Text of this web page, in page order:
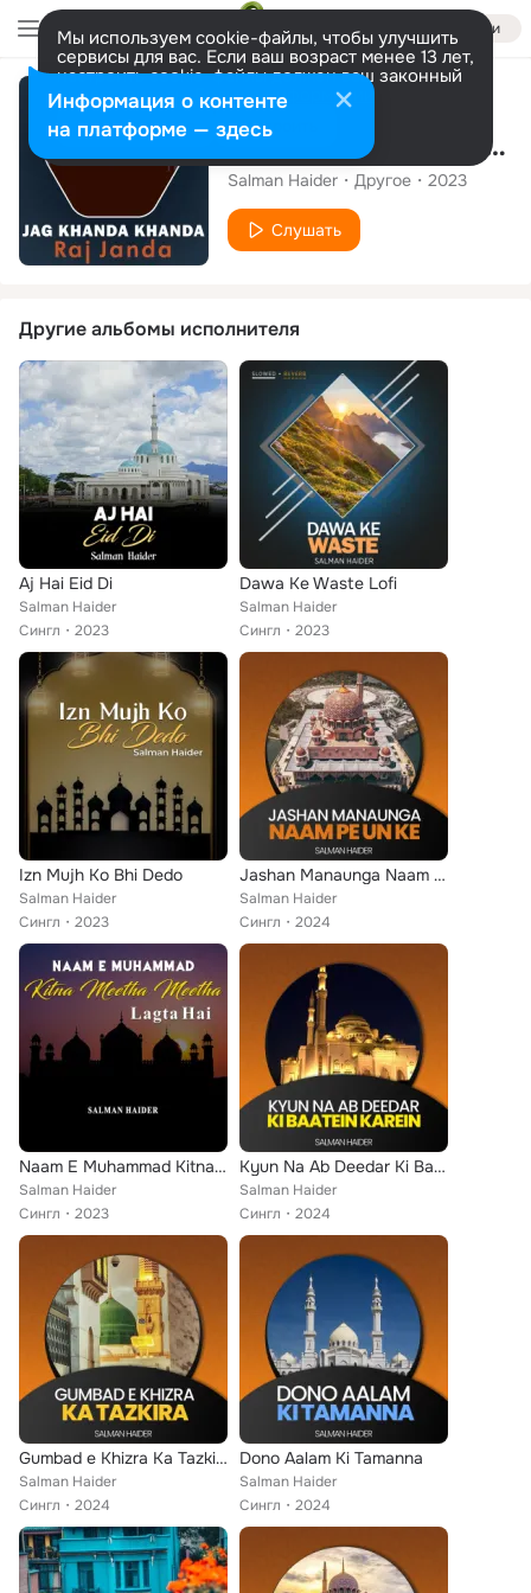
Войти
Мы используем cookie-файлы, чтобы улучшить
сервисы для вас. Если ваш возраст менее 13 лет,
настроить cookie-файлы должен ваш законный
представитель. Больше информации
Разрешить все Настроить
Сингл
Jag Khanda Khanda Raj Janda
Salman Haider Другое 2023
Слушать
Другие альбомы исполнителя
Aj Hai Eid Di
Salman Haider
Сингл
2023
Dawa Ke Waste Lofi
Salman Haider
Сингл
2023
Izn Mujh Ko Bhi Dedo
Salman Haider
Сингл
2023
Jashan Manaunga Naam Pe Un Ke
Salman Haider
Сингл
2024
Naam E Muhammad Kitna Meetha Meetha Lagta Hai
Salman Haider
Сингл
2023
Kyun Na Ab Deedar Ki Baatein Karein
Salman Haider
Сингл
2024
Gumbad e Khizra Ka Tazkira
Salman Haider
Сингл
2024
Dono Aalam Ki Tamanna
Salman Haider
Сингл
2024
Информация о контенте
на платформе — здесь